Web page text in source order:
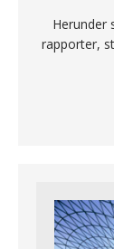
Herunder
rapporter,